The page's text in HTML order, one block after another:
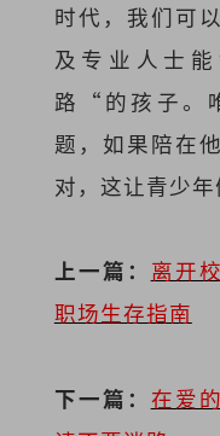
时代，我们可
及专业人士
路“的孩子。
题，如果陪在
对，这让青少年
上一篇： 离开
职场生存指南
下一篇： 在爱